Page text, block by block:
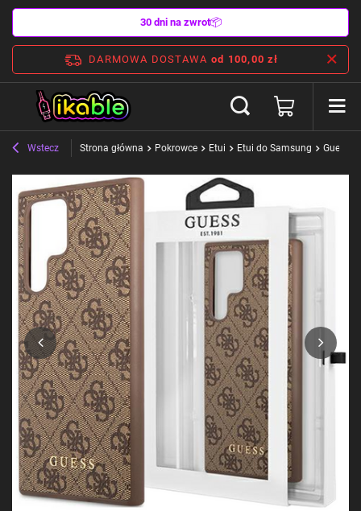
30 dni na zwrot📦
DARMOWA DOSTAWA od 100,00 zł
Wstecz Strona główna Pokrowce Etui Etui do Samsung Guess